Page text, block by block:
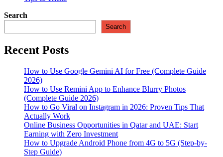
Search
Search
Recent Posts
How to Use Google Gemini AI for Free (Complete Guide
2026)
How to Use Remini App to Enhance Blurry Photos
(Complete Guide 2026)
How to Go Viral on Instagram in 2026: Proven Tips That
Actually Work
Online Business Opportunities in Qatar and UAE: Start
Earning with Zero Investment
How to Upgrade Android Phone from 4G to 5G (Step-by-
Step Guide)